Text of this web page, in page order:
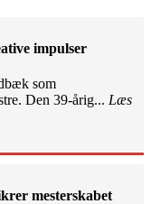
impulser
som
Den 39-årig... Læs
mesterskabet